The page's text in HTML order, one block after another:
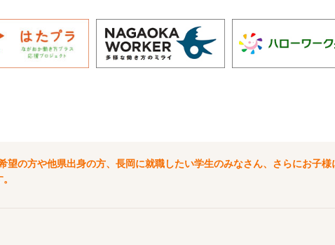
望の方や他県出身の方、長岡に就職したい学生のみなさん、さらにお子